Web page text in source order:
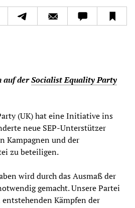
auf derSocialist Equality Party
(UK) hat eine Initiative ins
neue SEP-Unterstützer
Kampagnen und der
zu beteiligen.
wird durch das Ausmaß der
gemacht. Unsere Partei
entstehenden Kämpfen der